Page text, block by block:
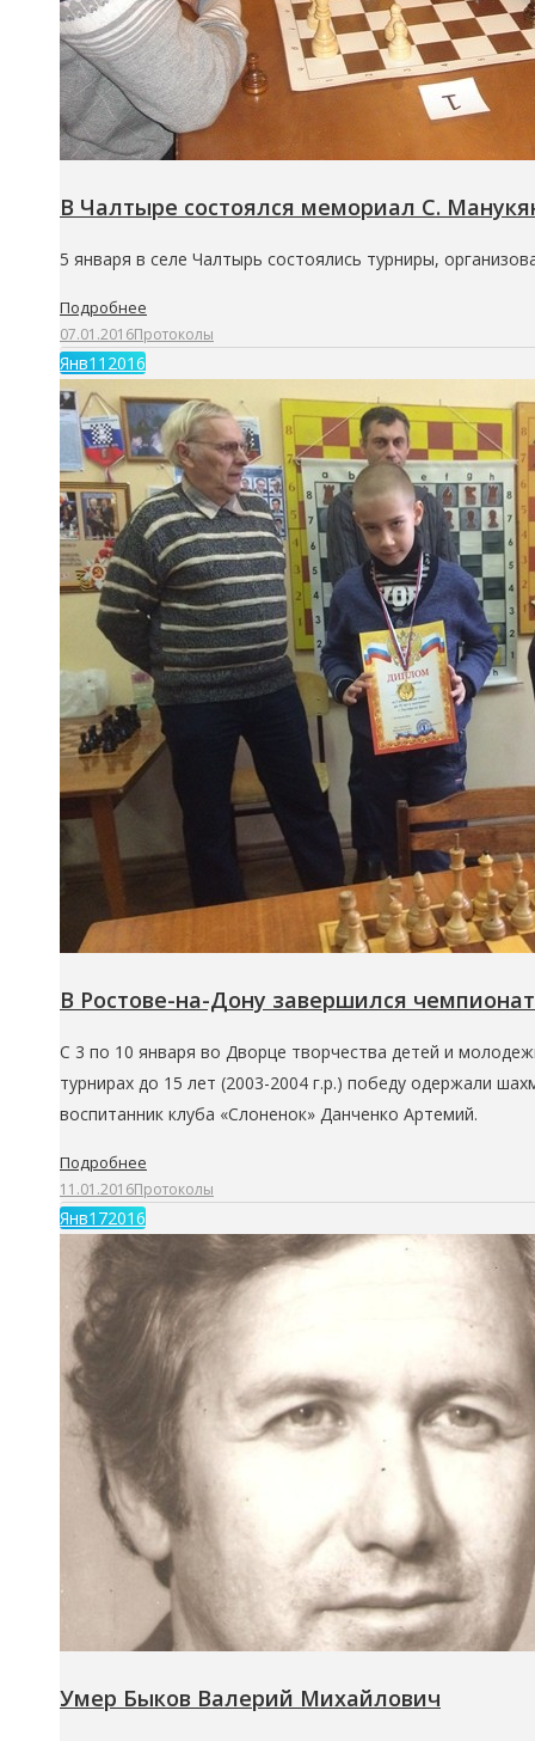
В Чалтыре состоялcя мемориал С.
5 января в селе Чалтырь состоялись турниры,
Подробнее
07.01.2016Протоколы
Янв11 2016
В Ростове-на-Дону завершился
С 3 по 10 января во Дворце творчества детей и
турнирах до 15 лет (2003-2004 г.р.) победу одержали
воспитанник клуба «Слоненок» Данченко Артемий.
Подробнее
11.01.2016Протоколы
Янв172016
Умер Быков Валерий Михайлович